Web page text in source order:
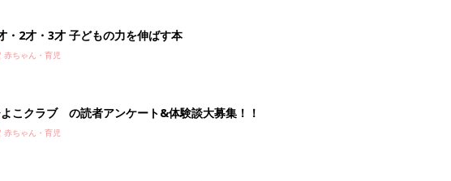
・2才・3才 子どもの力を伸ばす本
赤ちゃん・育児
こクラブ の読者アンケート&体験談大募集！！
赤ちゃん・育児